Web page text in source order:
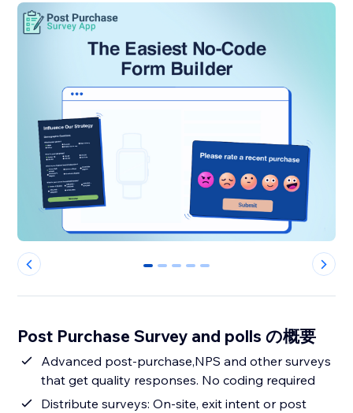
0 1 2 3 4
Post Purchase Survey and polls の概要
Advanced post-purchase,NPS and other surveys
that get quality responses. No coding required
Distribute surveys: On-site, exit intent or post